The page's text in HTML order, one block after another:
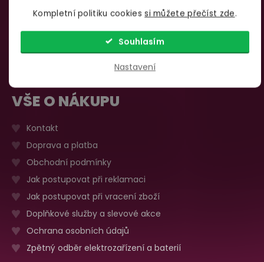
Kompletní politiku cookiessi můžete přečíst zde.
Nastavení
Souhlasím
735 876 206
Zavřeno
VŠE O NÁKUPU
Kontakt
Doprava a platba
Obchodní podmínky
Jak postupovat při reklamaci
Jak postupovat při vracení zboží
Doplňkové služby a slevové akce
Ochrana osobních údajů
Zpětný odběr elektrozařízení a baterií